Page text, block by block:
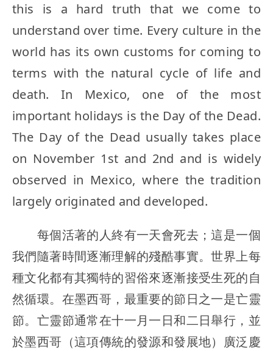
this is a hard truth that we come to
understand over time. Every culture in the
world has its own customs for coming to
terms with the natural cycle of life and
death. In Mexico, one of the most
important holidays is the Day of the Dead.
The Day of the Dead usually takes place
on November 1st and 2nd and is widely
observed in Mexico, where the tradition
largely originated and developed.
每個活著的人終有一天會死去；這是一個
我們隨著時間逐漸理解的殘酷事實。世界上每
種文化都有其獨特的習俗來逐漸接受生死的自
然循環。在墨西哥，最重要的節日之一是亡靈
節。亡靈節通常在十一月一日和二日舉行，並
於墨西哥（這項傳統的發源和發展地）廣泛慶